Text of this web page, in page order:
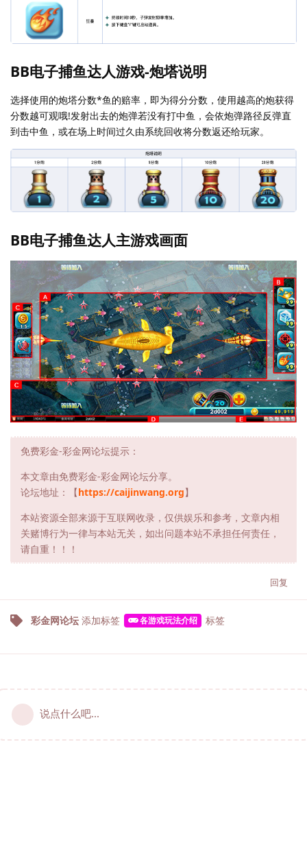
BB电子捕鱼达人游戏-炮塔说明
选择使用的炮塔分数*鱼的赔率，即为得分分数，使用越高的炮获得
分数越可观哦!发射出去的炮弹若没有打中鱼，会依炮弹路径反弹直
到击中鱼，或在场上时间过久由系统回收将分数返还给玩家。
BB电子捕鱼达人主游戏画面
免费彩金-彩金网论坛提示：
本文章由免费彩金-彩金网论坛分享。
论坛地址：【https://caijinwang.org】
本站资源全部来源于互联网收录，仅供娱乐和参考，文章内相
关赌博行为一律与本站无关，如出问题本站不承担任何责任，
请自重！！！
回复
彩金网论坛 添加标签 各游戏玩法介绍 标签
说点什么吧...